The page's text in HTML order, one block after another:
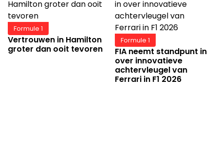
Formule 1
Vertrouwen in Hamilton
groter dan ooit tevoren
Formule 1
FIA neemt standpunt in
over innovatieve
achtervleugel van
Ferrari in F1 2026